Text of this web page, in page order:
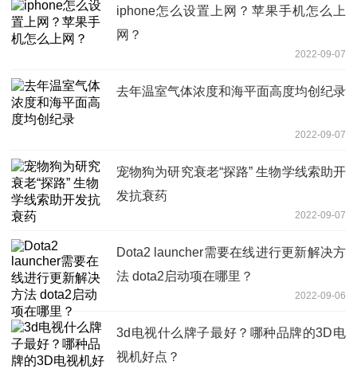
iphone怎么设置上网？苹果手机怎么上
网？
2022-09-07
去年温室气体浓度和海平面高度均创纪录
2022-09-07
宠物狗为研究衰老“探路” 生物学线索助开
发抗衰药
2022-09-07
Dota2 launcher需要在线进行更新解决方
法 dota2启动项在哪里？
2022-09-06
3d电视什么牌子最好？哪种品牌的3D电
视机好点？